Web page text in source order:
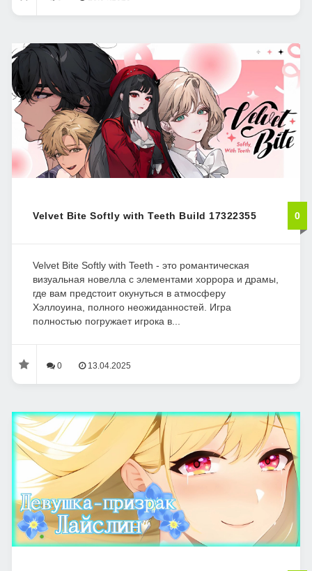
Velvet Bite Softly with Teeth Build 17322355 0
Velvet Bite Softly with Teeth - это романтическая
визуальная новелла с элементами хоррора и драмы,
где вам предстоит окунуться в атмосферу
Хэллоуина, полного неожиданностей. Игра
полностью погружает игрока в...
0 13.04.2025